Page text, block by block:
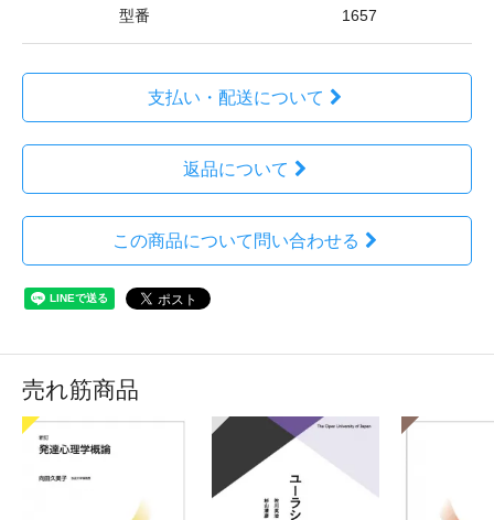
型番 1657
支払い・配送について
返品について
この商品について問い合わせる
売れ筋商品